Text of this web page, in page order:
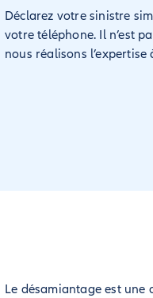
Déclarez votre sinistre
votre téléphone. Il n’est
nous réalisons
Le désamiantage est